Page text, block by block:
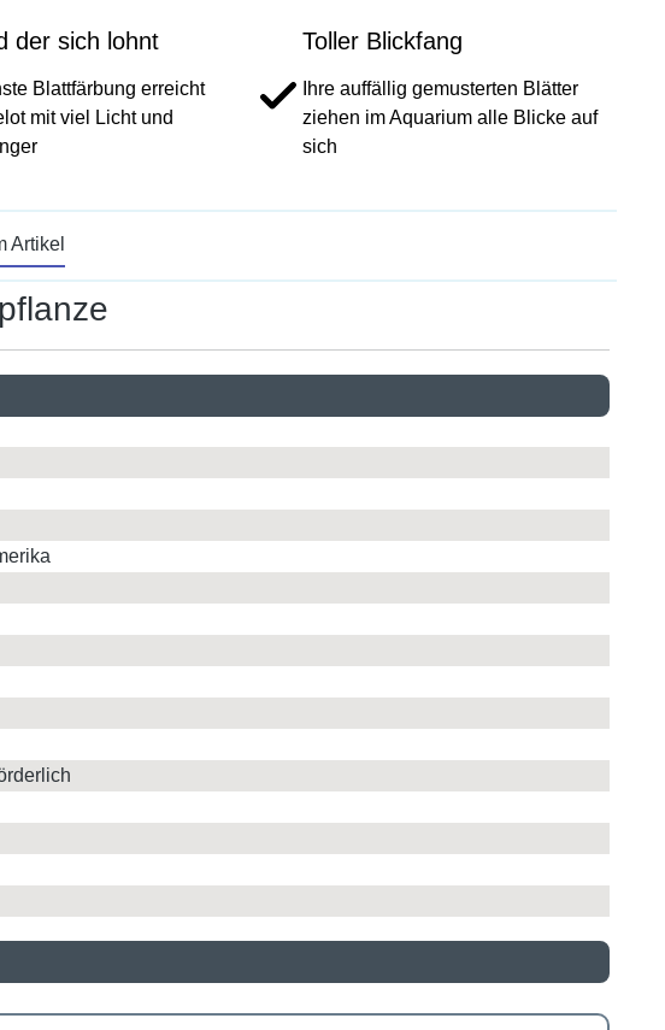
der sich lohnt
Blattfärbung erreicht
mit viel Licht und
Toller Blickfang
Ihre auffällig gemusterten Blätter
ziehen im Aquarium alle Blicke auf
sich
Artikel